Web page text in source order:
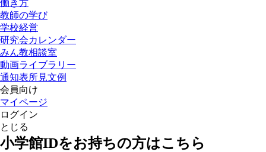
働き方
教師の学び
学校経営
研究会カレンダー
みん教相談室
動画ライブラリー
通知表所見文例
会員向け
マイページ
ログイン
とじる
小学館IDをお持ちの方はこちら